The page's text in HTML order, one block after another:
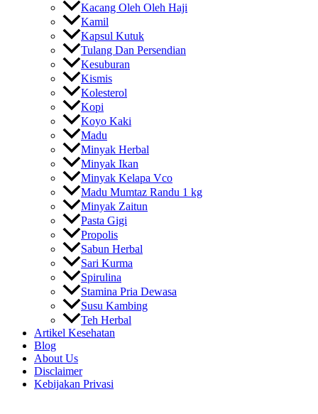
Kacang Oleh Oleh Haji
Kamil
Kapsul Kutuk
Tulang Dan Persendian
Kesuburan
Kismis
Kolesterol
Kopi
Koyo Kaki
Madu
Minyak Herbal
Minyak Ikan
Minyak Kelapa Vco
Madu Mumtaz Randu 1 kg
Minyak Zaitun
Pasta Gigi
Propolis
Sabun Herbal
Sari Kurma
Spirulina
Stamina Pria Dewasa
Susu Kambing
Teh Herbal
Artikel Kesehatan
Blog
About Us
Disclaimer
Kebijakan Privasi